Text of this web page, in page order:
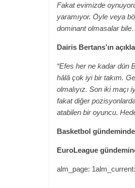
Fakat evimizde
yaramıyor. Öyle veya
dominant olmasalar
Dairis Bertans’ın
“Efes her ne kadar dün
hâlâ çok iyi bir takım.
olmalıyız. Son iki maçı
fakat diğer
atabilen bir oyuncu.
Basketbol
EuroLeague
alm_page: